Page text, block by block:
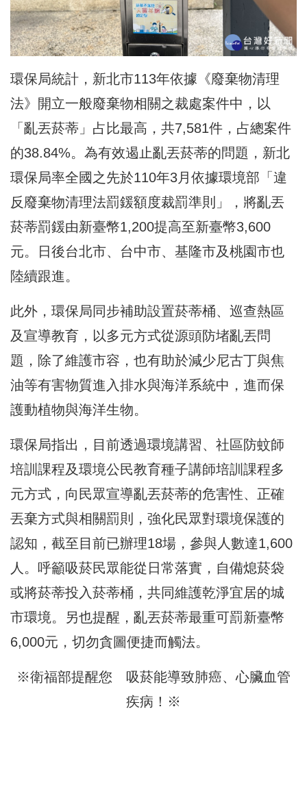
環保局統計，新北市113年依據《廢棄物清理
法》開立一般廢棄物相關之裁處案件中，以
「亂丟菸蒂」占比最高，共7,581件，占總案件
的38.84%。為有效遏止亂丟菸蒂的問題，新北
環保局率全國之先於110年3月依據環境部「違
反廢棄物清理法罰鍰額度裁罰準則」，將亂丟
菸蒂罰鍰由新臺幣1,200提高至新臺幣3,600
元。日後台北市、台中市、基隆市及桃園市也
陸續跟進。
此外，環保局同步補助設置菸蒂桶、巡查熱區
及宣導教育，以多元方式從源頭防堵亂丟問
題，除了維護市容，也有助於減少尼古丁與焦
油等有害物質進入排水與海洋系統中，進而保
護動植物與海洋生物。
環保局指出，目前透過環境講習、社區防蚊師
培訓課程及環境公民教育種子講師培訓課程多
元方式，向民眾宣導亂丟菸蒂的危害性、正確
丟棄方式與相關罰則，強化民眾對環境保護的
認知，截至目前已辦理18場，參與人數達1,600
人。呼籲吸菸民眾能從日常落實，自備熄菸袋
或將菸蒂投入菸蒂桶，共同維護乾淨宜居的城
市環境。另也提醒，亂丟菸蒂最重可罰新臺幣
6,000元，切勿貪圖便捷而觸法。
※衛福部提醒您 吸菸能導致肺癌、心臟血管
疾病！※